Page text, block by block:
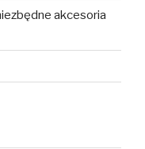
akcesoria